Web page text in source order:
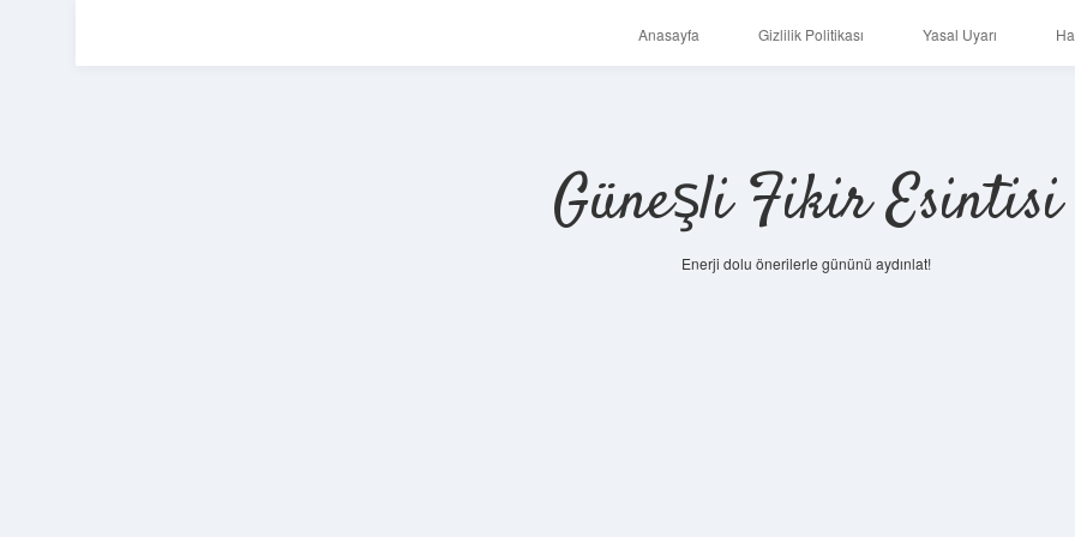
Anasayfa Gizlilik Politikası Yasal Uyarı
Güneşli Fikir Esintisi
Enerji dolu önerilerle gününü aydınlat!